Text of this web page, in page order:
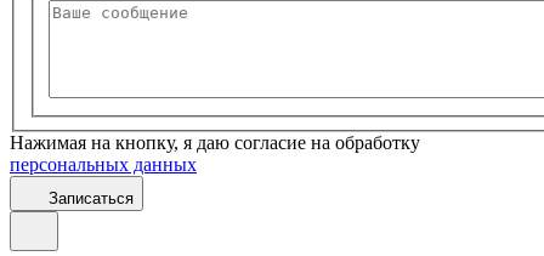
Нажимая на кнопку, я даю согласие на обработку
персональных данных
Записаться